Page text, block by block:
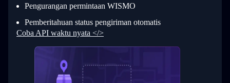
31
33
34
      }
  }
}
Pengurangan permintaan WISMO
Pemberitahuan status pengiriman otomatis
Coba API waktu nyata </>